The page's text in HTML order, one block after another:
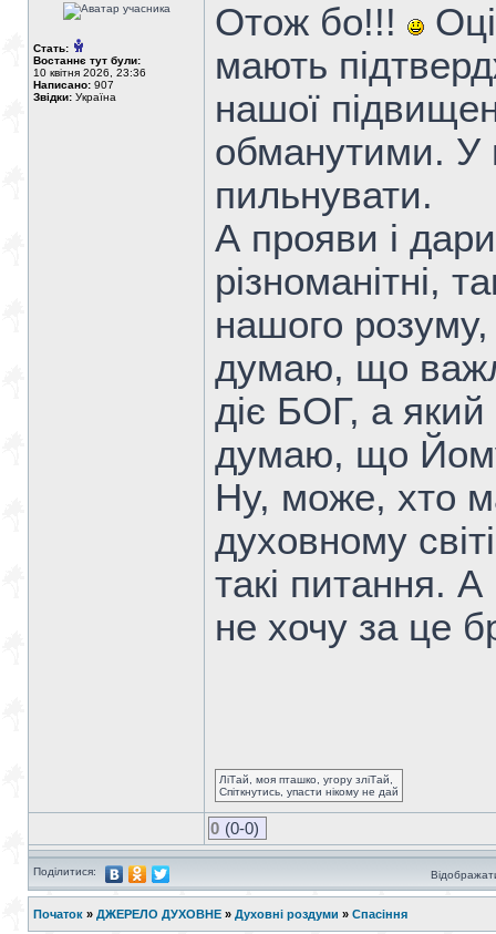
Стать:
Востаннє тут були:
10 квітня 2026, 23:36
Написано: 907
Звідки: Україна
Отож бо!!!
мають
нашої
обманутими. У
пильнувати.
А прояви і
різноманітні,
нашого
думаю, що
діє БОГ, а
думаю, що
Ну, може, хто
духовному
такі питання.
не хочу за це
ЛіТай, моя пташко, угору зліТай,
Спіткнутись, упасти нікому не дай
0 (0-0)
Поділитися:
Початок » ДЖЕРЕЛО ДУХОВНЕ » Духовні роздуми » Спасіння